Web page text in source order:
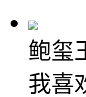
鲍玺
我喜